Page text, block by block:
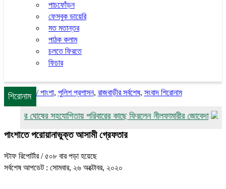
পাচফোঁড়ন
ফেসবুক ডায়েরি
মত মতান্তর
পাঠক কলাম
চলতে ফিরতে
ফিচার
শিরোনাম
ঘোষের সহযোগিতায় পরিবারের কাছে ফিরলেন নীলফামারীর জোবেদা
/পাংশা, পুলিশ প্রশাসন, রাজবাড়ীর সর্বশেষ, সংবাদ শিরোনাম
পাংশাতে পরোয়ানাভুক্ত আসামী গ্রেফতার
স্টাফ রিপোর্টার/ ৫০৮ বার পড়া হয়েছে
সর্বশেষ আপডেট : সোমবার, ২৬ অক্টোবর, ২০২০